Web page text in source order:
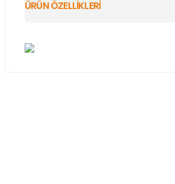
ÜRÜN ÖZELLİKLERİ